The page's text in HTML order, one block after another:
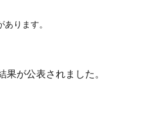
ります。
が公表されました。